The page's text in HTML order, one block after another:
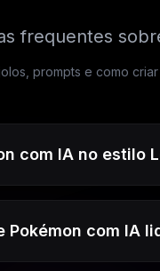
frequentes
prompts e como
com IA no estilo
Pokémon com IA